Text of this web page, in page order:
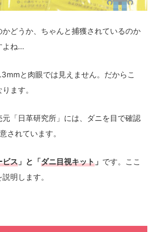
どうか、ちゃんと捕獲されているのか
よね…
と肉眼では見えません。だからこ
ます。
元「日革研究所」には、ダニを目で確認
されています。
ビス 」と「ダニ目視キット 」 です。ここ
明します。